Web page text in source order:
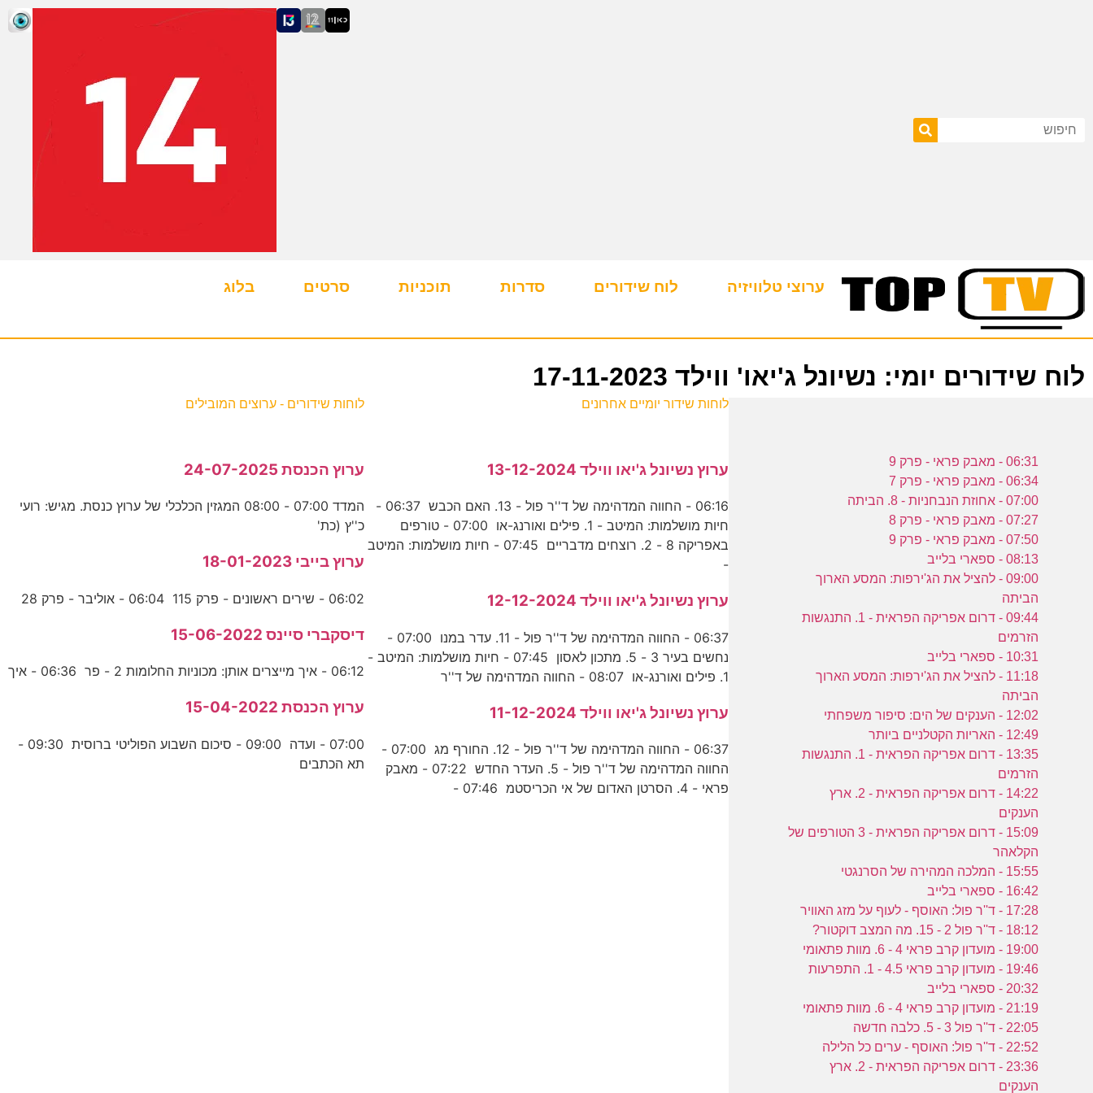
ערוצי טלוויזיה לוח שידורים סדרות תוכניות סרטים בלוג
לוח שידורים יומי: נשיונל ג'יאו' ווילד 17-11-2023
06:31 - מאבק פראי - פרק 9
06:34 - מאבק פראי - פרק 7
07:00 - אחוזת הנבחניות - 8. הביתה
07:27 - מאבק פראי - פרק 8
07:50 - מאבק פראי - פרק 9
08:13 - ספארי בלייב
09:00 - להציל את הג'ירפות: המסע הארוך
הביתה
09:44 - דרום אפריקה הפראית - 1. התנגשות
הזרמים
10:31 - ספארי בלייב
11:18 - להציל את הג'ירפות: המסע הארוך
הביתה
12:02 - הענקים של הים: סיפור משפחתי
12:49 - האריות הקטלניים ביותר
13:35 - דרום אפריקה הפראית - 1. התנגשות
הזרמים
14:22 - דרום אפריקה הפראית - 2. ארץ
הענקים
15:09 - דרום אפריקה הפראית - 3 הטורפים של
הקלאהר
15:55 - המלכה המהירה של הסרנגטי
16:42 - ספארי בלייב
17:28 - ד''ר פול: האוסף - לעוף על מזג האוויר
18:12 - ד''ר פול 2 - 15. מה המצב דוקטור?
19:00 - מועדון קרב פראי 4 - 6. מוות פתאומי
19:46 - מועדון קרב פראי 4.5 - 1. התפרעות
20:32 - ספארי בלייב
21:19 - מועדון קרב פראי 4 - 6. מוות פתאומי
22:05 - ד''ר פול 3 - 5. כלבה חדשה
22:52 - ד''ר פול: האוסף - ערים כל הלילה
23:36 - דרום אפריקה הפראית - 2. ארץ
הענקים
לוחות שידור יומיים אחרונים
ערוץ נשיונל ג'יאו ווילד 13-12-2024
06:16 - החווה המדהימה של ד''ר פול - 13. האם הכבש 06:37 -
חיות מושלמות: המיטב - 1. פילים ואורנג-או 07:00 - טורפים
באפריקה 8 - 2. רוצחים מדבריים 07:45 - חיות מושלמות: המיטב
-
ערוץ נשיונל ג'יאו ווילד 12-12-2024
06:37 - החווה המדהימה של ד''ר פול - 11. עדר במנו 07:00 -
נחשים בעיר 3 - 5. מתכון לאסון 07:45 - חיות מושלמות: המיטב -
1. פילים ואורנג-או 08:07 - החווה המדהימה של ד''ר
ערוץ נשיונל ג'יאו ווילד 11-12-2024
06:37 - החווה המדהימה של ד''ר פול - 12. החורף מג 07:00 -
החווה המדהימה של ד''ר פול - 5. העדר החדש 07:22 - מאבק
פראי - 4. הסרטן האדום של אי הכריסטמ 07:46 -
לוחות שידורים - ערוצים המובילים
ערוץ הכנסת 24-07-2025
המדד 07:00 - 08:00 המגזין הכלכלי של ערוץ כנסת. מגיש: רועי
כ''ץ (כת'
ערוץ בייבי 18-01-2023
06:02 - שירים ראשונים - פרק 115 06:04 - אוליבר - פרק 28
דיסקברי סיינס 15-06-2022
06:12 - איך מייצרים אותן: מכוניות החלומות 2 - פר 06:36 - איך
ערוץ הכנסת 15-04-2022
07:00 - ועדה 09:00 - סיכום השבוע הפוליטי ברוסית 09:30 -
תא הכתבים